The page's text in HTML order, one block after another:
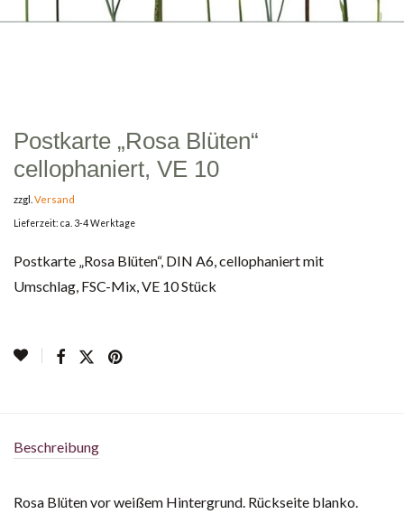
Postkarte „Rosa Blüten“
cellophaniert, VE 10
zzgl. Versand
Lieferzeit: ca. 3-4 Werktage
Postkarte „Rosa Blüten“, DIN A6, cellophaniert mit
Umschlag, FSC-Mix, VE 10 Stück
Beschreibung
Rosa Blüten vor weißem Hintergrund. Rückseite blanko.